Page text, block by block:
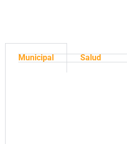
Municipal Salud